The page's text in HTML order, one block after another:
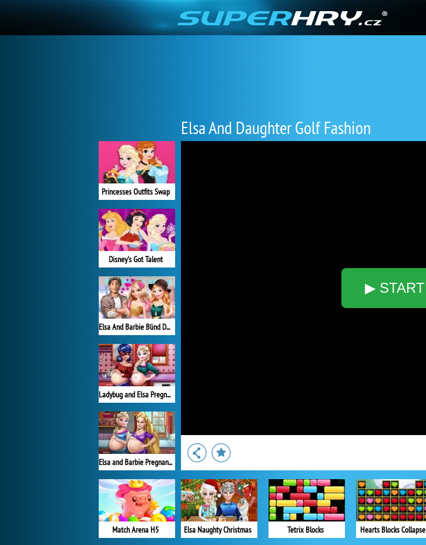
Elsa And Daughter Golf Fashion
▶ START
Princesses Outfits Swap
Disney's Got Talent
Elsa And Barbie Blind Date
Ladybug and Elsa Pregnant BFFs
Elsa and Barbie Pregnant BFFs
Match Arena H5 Elsa Naughty Christmas Tetrix Blocks Hearts Blocks Collapse